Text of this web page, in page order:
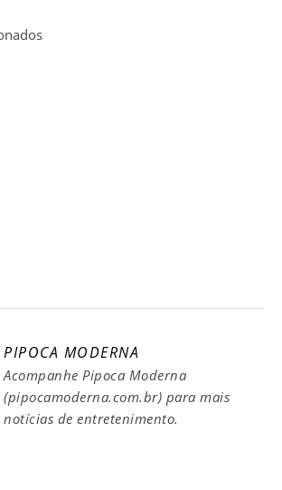
PIPOCA MODERNA
Acompanhe Pipoca Moderna
(pipocamoderna.com.br) para mais
notícias de entretenimento.